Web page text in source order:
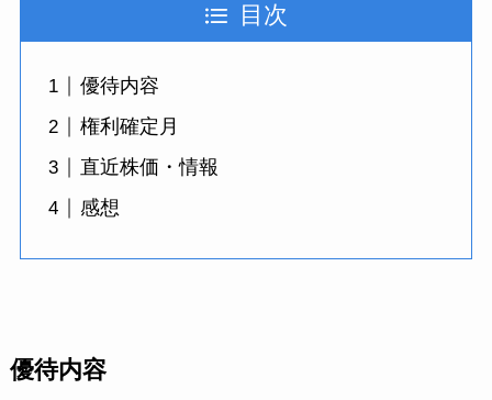
目次
優待内容
権利確定月
直近株価・情報
感想
優待内容